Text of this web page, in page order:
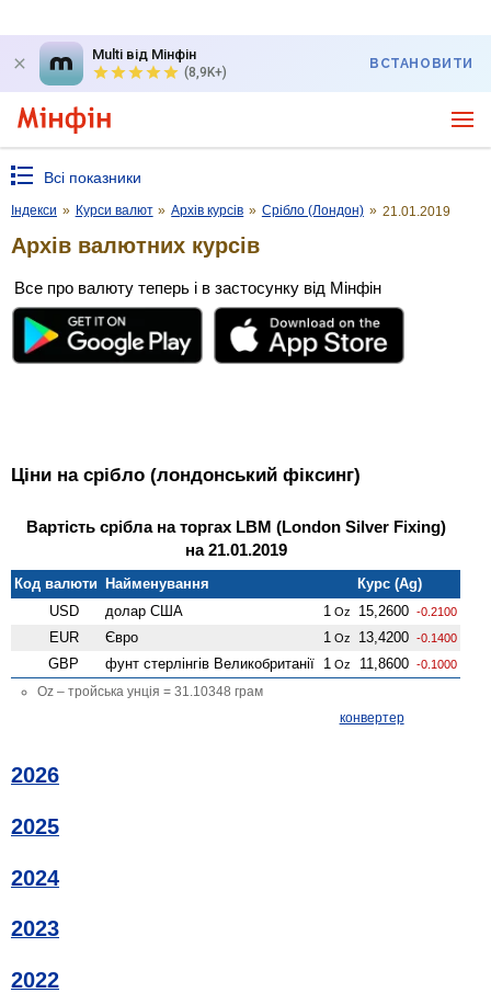
Multi від Мінфін
(8,9K+)
ВСТАНОВИТИ
Всі показники
Індекси » Курси валют » Архів курсів » Срібло (Лондон) » 21.01.2019
Архів валютних курсів
Все про валюту теперь і в застосунку від Мінфін
Ціни на срібло (лондонський фіксинг)
Вартість срібла на торгах LBM (London Silver Fixing)
на 21.01.2019
Код валюти Найменування
Курс (Ag)
USD
долар США 1 Oz 15,2600 -0.2100
EUR Євро 1 Oz 13,4200 -0.1400
GBP фунт стерлінгів Велико­британії 1 Oz 11,8600 -0.1000
Oz – тройська унція = 31.10348 грам
конвертер
2026
2025
2024
2023
2022